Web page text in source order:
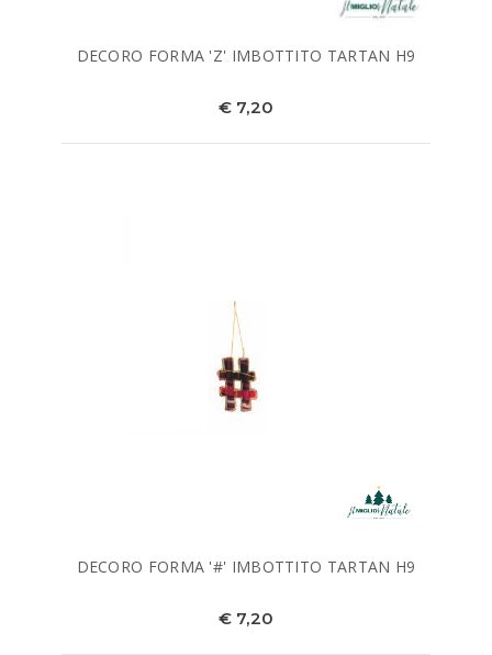
DECORO FORMA 'Z' IMBOTTITO TARTAN H9
€ 7,20
DECORO FORMA '#' IMBOTTITO TARTAN H9
€ 7,20